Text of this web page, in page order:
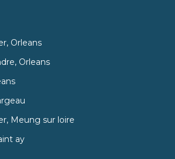
Orleans
Orleans
Meung sur loire
ay